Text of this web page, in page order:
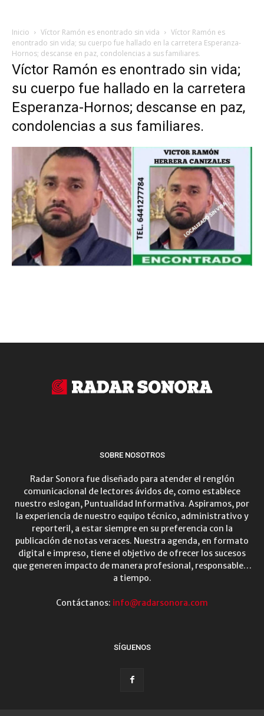
Inicio Víctor Ramón es enontrado sin vida
Víctor Ramón es
enontrado sin vida; su cuerpo fue hallado en la carretera Esperanza-
Hornos; descanse en paz, condolencias a sus familiares.
Víctor Ramón es enontrado sin vida;
su cuerpo fue hallado en la carretera
Esperanza-Hornos; descanse en paz,
condolencias a sus familiares.
SOBRE NOSOTROS
Radar Sonora fue diseñado para atender el renglón
comunicacional de lectores ávidos de, como establece
nuestro eslogan, Puntualidad Informativa. Aspiramos, por
la experiencia de nuestro equipo técnico, administrativo y
reporteril, a estar siempre en su preferencia con la
publicación de notas veraces. Nuestra agenda, en formato
digital e impreso, tiene el objetivo de ofrecer los sucesos
que generen impacto de manera profesional, responsable…
a tiempo.
Contáctanos: info@radarsonora.com
SÍGUENOS